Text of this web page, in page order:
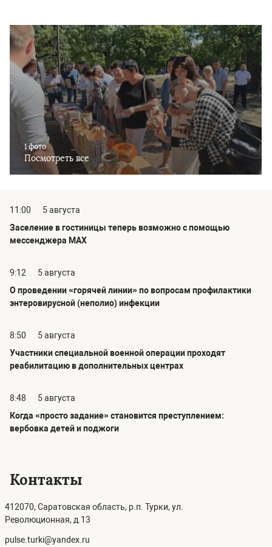
1 фото
Посмотреть все
11:00
5 августа
Заселение в гостиницы теперь возможно с помощью
мессенджера MAX
9:12
5 августа
О проведении «горячей линии» по вопросам профилактики
энтеровирусной (неполио) инфекции
8:50
5 августа
Участники специальной военной операции проходят
реабилитацию в дополнительных центрах
8:48
5 августа
Когда «просто задание» становится преступлением:
вербовка детей и поджоги
Контакты
412070, Саратовская область, р.п. Турки, ул.
Революционная, д.13
pulse.turki@yandex.ru